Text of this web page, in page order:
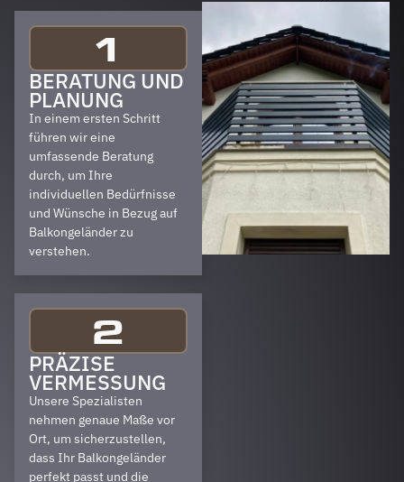
1
BERATUNG UND
PLANUNG
In einem ersten Schritt
führen wir eine
umfassende Beratung
durch, um Ihre
individuellen Bedürfnisse
und Wünsche in Bezug auf
Balkongeländer zu
verstehen.
2
PRÄZISE
VERMESSUNG
Unsere Spezialisten
nehmen genaue Maße vor
Ort, um sicherzustellen,
dass Ihr Balkongeländer
perfekt passt und die